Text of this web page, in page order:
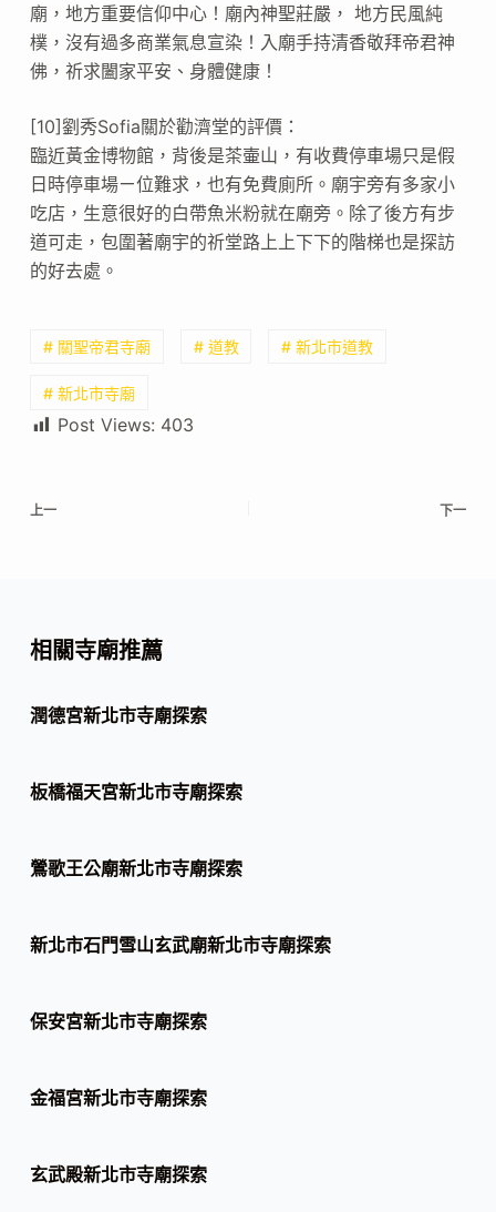
廟，地方重要信仰中心！廟內神聖莊嚴， 地方民風純
樸，沒有過多商業氣息宣染！入廟手持清香敬拜帝君神
佛，祈求闔家平安、身體健康！
[10]劉秀Sofia關於勸濟堂的評價：
臨近黃金博物館，背後是茶壷山，有收費停車場只是假
日時停車場ㄧ位難求，也有免費廁所。廟宇旁有多家小
吃店，生意很好的白帶魚米粉就在廟旁。除了後方有步
道可走，包圍著廟宇的祈堂路上上下下的階梯也是探訪
的好去處。
# 關聖帝君寺廟 # 道教 # 新北市道教
# 新北市寺廟
Post Views: 403
上一 下一
相關寺廟推薦
潤德宮新北市寺廟探索
板橋福天宮新北市寺廟探索
鶯歌王公廟新北市寺廟探索
新北市石門雪山玄武廟新北市寺廟探索
保安宮新北市寺廟探索
金福宮新北市寺廟探索
玄武殿新北市寺廟探索